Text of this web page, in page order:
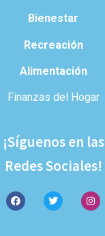
Bienestar
Recreación
Alimentación
Finanzas del Hogar
¡Síguenos en las
Redes Sociales!